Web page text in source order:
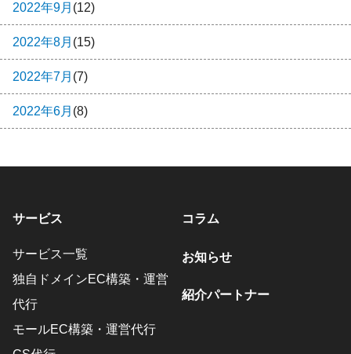
2022年9月 (12)
2022年8月 (15)
2022年7月 (7)
2022年6月 (8)
サービス
サービス一覧
独自ドメインEC構築・運営
代行
モールEC構築・運営代行
コラム
お知らせ
紹介パートナー